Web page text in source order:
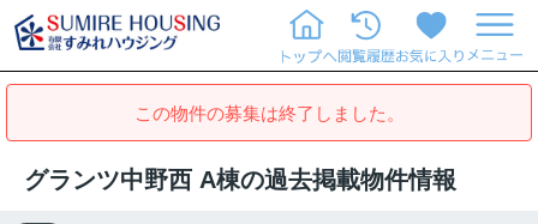
この物件の募集は終了しました。
グランツ中野西 A棟の過去掲載物件情報